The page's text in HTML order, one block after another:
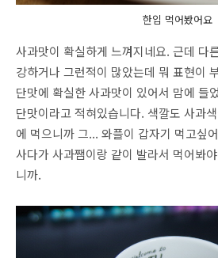
한입 먹어봤어요
사과맛이 확실하게 느껴지네요. 근데 다
강하거나 그런적이 많았는데 뭐 표현이
단맛에 확실한 사과맛이 있어서 맘에 들
단맛이라고 적혀있습니다. 색깔도 사과
에 먹으니까 그... 와플이 갑자기 먹고싶
사다가 사과쨈이랑 같이 발라서 먹어봐
니까.